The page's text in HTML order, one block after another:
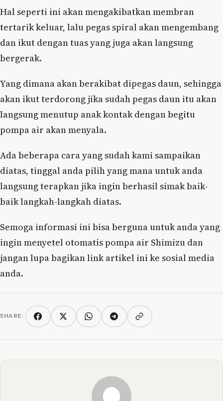
Hal seperti ini akan mengakibatkan membran
tertarik keluar, lalu pegas spiral akan mengembang
dan ikut dengan tuas yang juga akan langsung
bergerak.
Yang dimana akan berakibat dipegas daun, sehingga
akan ikut terdorong jika sudah pegas daun itu akan
langsung menutup anak kontak dengan begitu
pompa air akan menyala.
Ada beberapa cara yang sudah kami sampaikan
diatas, tinggal anda pilih yang mana untuk anda
langsung terapkan jika ingin berhasil simak baik-
baik langkah-langkah diatas.
Semoga informasi ini bisa berguna untuk anda yang
ingin menyetel otomatis pompa air Shimizu dan
jangan lupa bagikan link artikel ini ke sosial media
anda.
SHARE: FacebookTwitter/XWhatsAppTelegramCopy link